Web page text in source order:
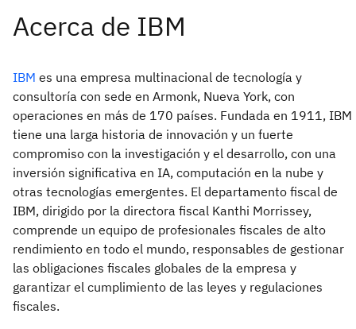
IBM es una empresa multinacional de tecnología y
consultoría con sede en Armonk, Nueva York, con
operaciones en más de 170 países. Fundada en 1911, IBM
tiene una larga historia de innovación y un fuerte
compromiso con la investigación y el desarrollo, con una
inversión significativa en IA, computación en la nube y
otras tecnologías emergentes. El departamento fiscal de
IBM, dirigido por la directora fiscal Kanthi Morrissey,
comprende un equipo de profesionales fiscales de alto
rendimiento en todo el mundo, responsables de gestionar
las obligaciones fiscales globales de la empresa y
garantizar el cumplimiento de las leyes y regulaciones
fiscales.